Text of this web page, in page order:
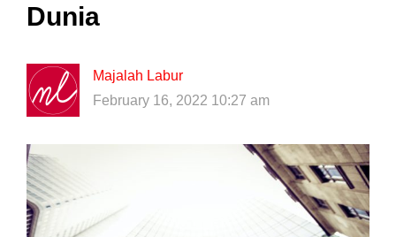
Dunia
Majalah Labur
February 16, 2022 10:27 am